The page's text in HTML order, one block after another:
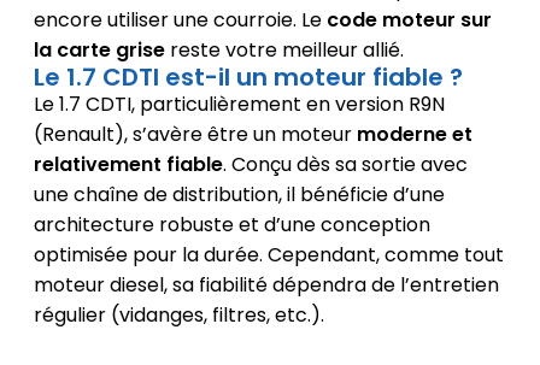
encore utiliser une courroie. Le code moteur sur
la carte grisereste votre meilleur allié.
Le 1.7 CDTI est-il un moteur fiable ?
Le 1.7 CDTI, particulièrement en version R9N
(Renault), s’avère être un moteur moderne et
relativement fiable. Conçu dès sa sortie avec
une chaîne de distribution, il bénéficie d’une
architecture robuste et d’une conception
optimisée pour la durée. Cependant, comme tout
moteur diesel, sa fiabilité dépendra de l’entretien
régulier (vidanges, filtres, etc.).